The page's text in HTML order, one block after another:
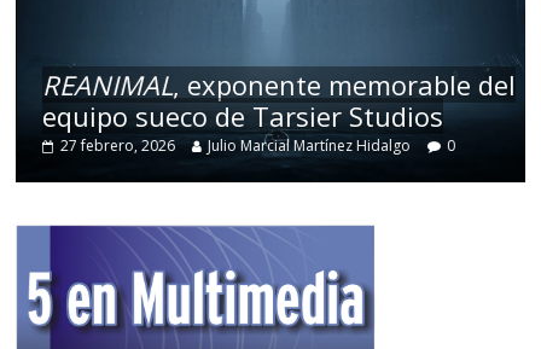
REANIMAL, exponente memorable del
equipo sueco de Tarsier Studios
27 febrero, 2026 Julio Marcial Martínez Hidalgo 0